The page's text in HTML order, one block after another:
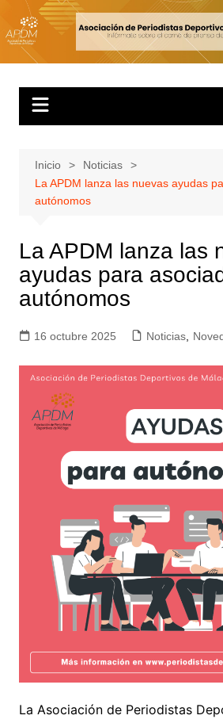
Inicio
Noticias
La APDM lanza las nuevas ayudas
autónomos
La APDM lanza las
ayudas para
autónomos
16 octubre 2025 Noticias,
La Asociación de Periodistas